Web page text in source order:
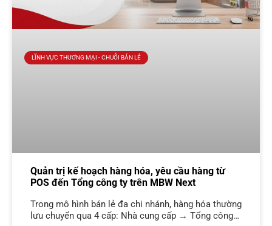
LĨNH VỰC THƯƠNG MẠI - CHUỖI BÁN LẺ
Quản trị kế hoạch hàng hóa, yêu cầu hàng từ
POS đến Tổng công ty trên MBW Next
Trong mô hình bán lẻ đa chi nhánh, hàng hóa thường
lưu chuyển qua 4 cấp: Nhà cung cấp → Tổng công